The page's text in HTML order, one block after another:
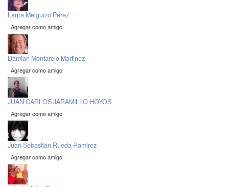
Laura Melguizo Pérez
Agregar como amigo
Damian Montarelo Martinez
Agregar como amigo
JUAN CARLOS JARAMILLO HOYOS
Agregar como amigo
Juan Sebastian Rueda Ramirez
Agregar como amigo